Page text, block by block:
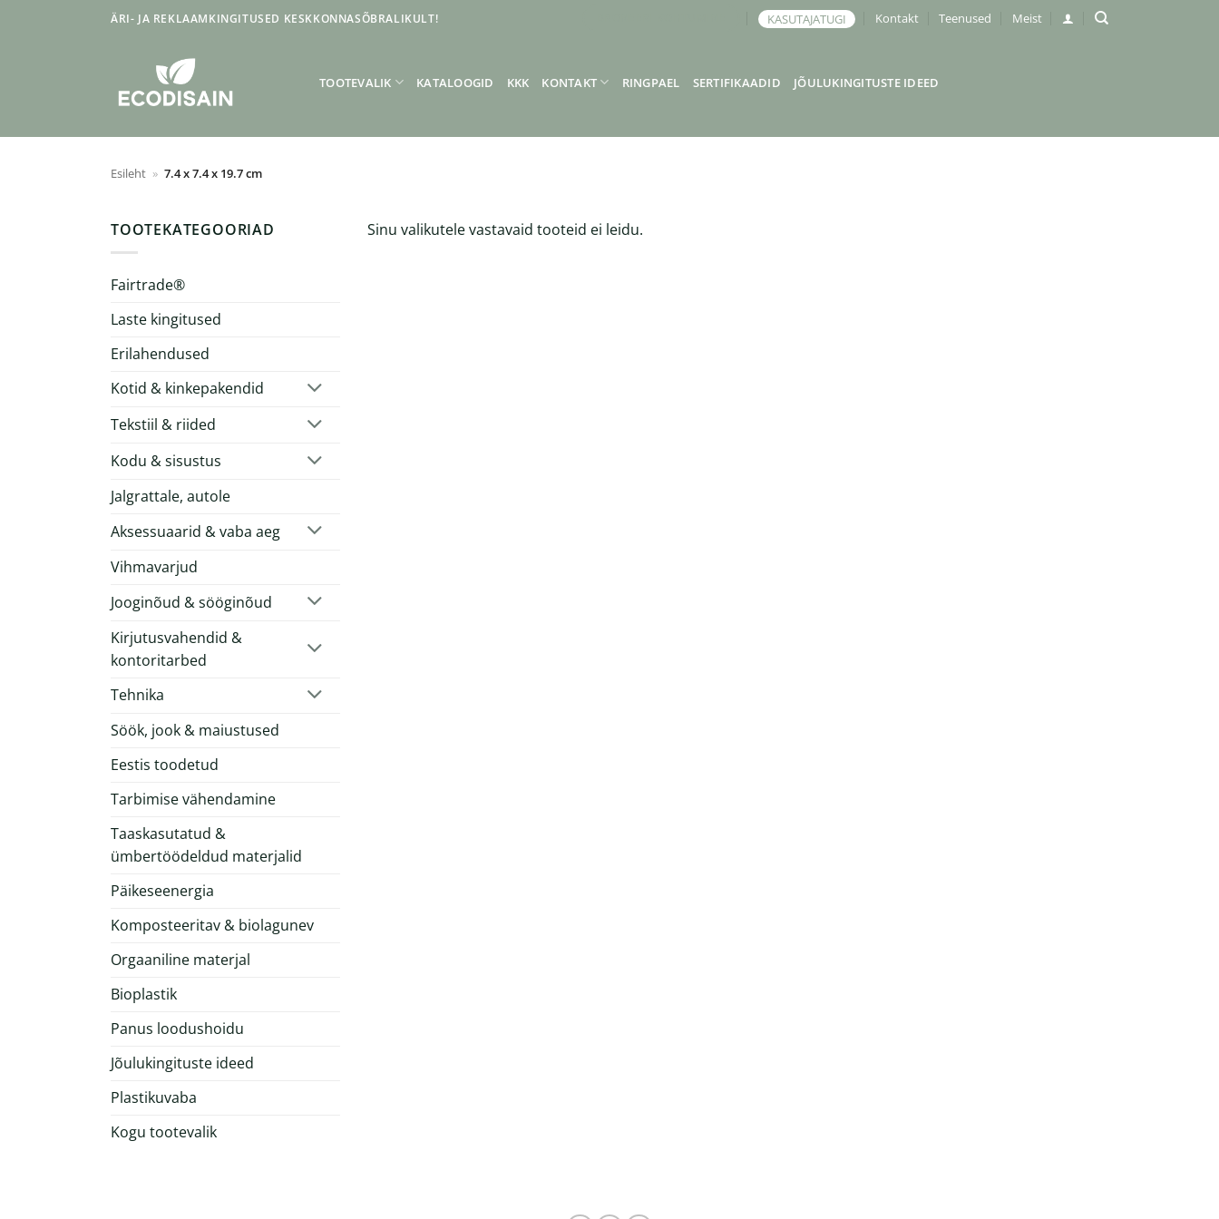
ÄRI- JA REKLAAMKINGITUSED KESKKONNASÕBRALIKULT! KASUTAJATUGI Kontakt Teenused Meist
TOOTEVALIK KATALOOGID KKK KONTAKT RINGPAEL SERTIFIKAADID JÕULUKINGITUSTE IDEED
Esileht » 7.4 x 7.4 x 19.7 cm
TOOTEKATEGOORIAD
Fairtrade®
Laste kingitused
Erilahendused
Kotid & kinkepakendid
Tekstiil & riided
Kodu & sisustus
Jalgrattale, autole
Aksessuaarid & vaba aeg
Vihmavarjud
Jooginõud & sööginõud
Kirjutusvahendid &
kontoritarbed
Tehnika
Söök, jook & maiustused
Eestis toodetud
Tarbimise vähendamine
Taaskasutatud &
ümbertöödeldud materjalid
Päikeseenergia
Komposteeritav & biolagunev
Orgaaniline materjal
Bioplastik
Panus loodushoidu
Jõulukingituste ideed
Plastikuvaba
Kogu tootevalik
Sinu valikutele vastavaid tooteid ei leidu.